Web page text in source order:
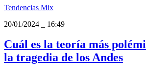
Tendencias Mix
20/01/2024
16:49
Cuál es la teoría más
la tragedia de los Andes